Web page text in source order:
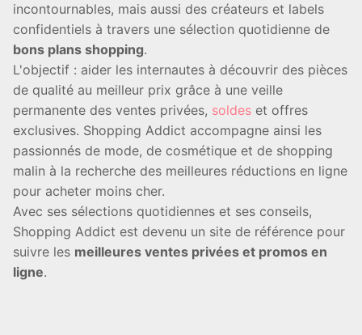
incontournables, mais aussi des créateurs et labels
confidentiels à travers une sélection quotidienne de
bons plans shopping.
L'objectif : aider les internautes à découvrir des pièces
de qualité au meilleur prix grâce à une veille
permanente des ventes privées, soldes et offres
exclusives. Shopping Addict accompagne ainsi les
passionnés de mode, de cosmétique et de shopping
malin à la recherche des meilleures réductions en ligne
pour acheter moins cher.
Avec ses sélections quotidiennes et ses conseils,
Shopping Addict est devenu un site de référence pour
suivre les meilleures ventes privées et promos en
ligne.